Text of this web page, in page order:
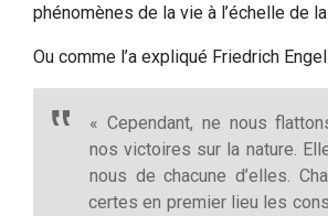
phénomènes de la vie à l’échelle de
Ou comme l’a expliqué Friedrich
« Cependant, ne nous
nos victoires sur la nature.
nous de chacune d’elles.
certes en premier lieu les